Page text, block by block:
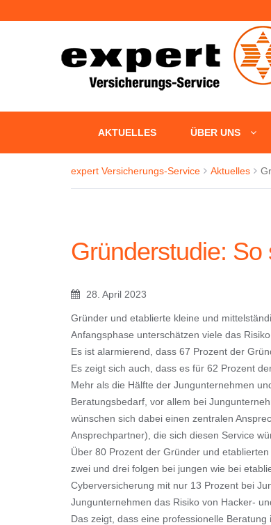
AKTUELLES ÜBER UNS
expert Versicherungs-Service Aktuelles
Gründerstudie:
28. April 2023
Gründer und etablierte kleine und
Anfangsphase unterschätzen viele das
Es ist alarmierend, dass 67 Prozent der
Es zeigt sich auch, dass es für 62 Prozent
Mehr als die Hälfte der Jungunternehmen
Beratungsbedarf, vor allem bei
wünschen sich dabei einen zentralen
Ansprechpartner), die sich diesen Service
Über 80 Prozent der Gründer und
zwei und drei folgen bei jungen wie bei
Cyberversicherung mit nur 13 Prozent bei
Jungunternehmen das Risiko von Hacker-
Das zeigt, dass eine professionelle